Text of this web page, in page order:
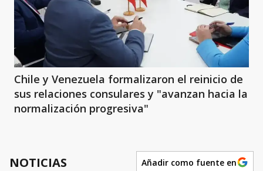
Chile y Venezuela formalizaron el reinicio de
sus relaciones consulares y "avanzan hacia la
normalización progresiva"
NOTICIAS Añadir como fuente en